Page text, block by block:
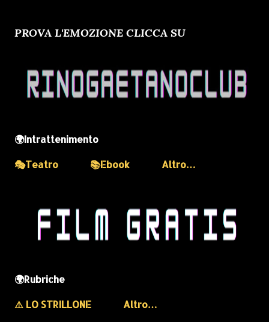
PROVA L'EMOZIONE CLICCA SU
🌍Intrattenimento
🎭Teatro
📚Ebook Altro…
🌍Rubriche
⚠️ LO STRILLONE
Altro…